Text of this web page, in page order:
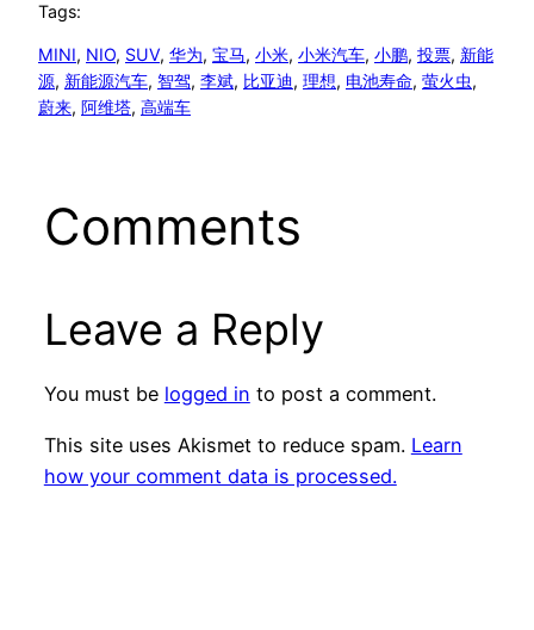
Tags:
MINI, NIO, SUV, 华为, 宝马, 小米, 小米汽车, 小鹏, 投票, 新能
源, 新能源汽车, 智驾, 李斌, 比亚迪, 理想, 电池寿命, 萤火虫
蔚来, 阿维塔, 高端车
Comments
Leave a Reply
You must be logged in to post a comment.
This site uses Akismet to reduce spam. Learn
how your comment data is processed.